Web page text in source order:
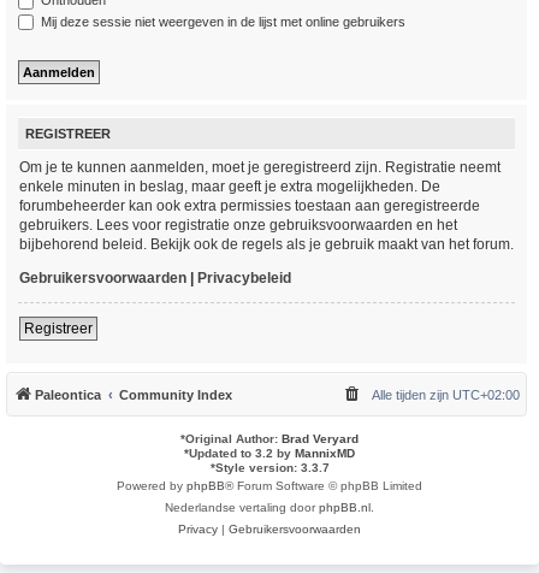
Mij deze sessie niet weergeven in de lijst met online gebruikers
REGISTREER
Om je te kunnen aanmelden, moet je geregistreerd zijn. Registratie neemt
enkele minuten in beslag, maar geeft je extra mogelijkheden. De
forumbeheerder kan ook extra permissies toestaan aan geregistreerde
gebruikers. Lees voor registratie onze gebruiksvoorwaarden en het
bijbehorend beleid. Bekijk ook de regels als je gebruik maakt van het forum.
Gebruikersvoorwaarden | Privacybeleid
Registreer
Paleontica Community Index Alle tijden zijn UTC+02:00
*Original Author: Brad Veryard
*Updated to 3.2 by MannixMD
*Style version: 3.3.7
Powered by phpBB® Forum Software © phpBB Limited
Nederlandse vertaling doorphpBB.nl
Privacy | Gebruikersvoorwaarden